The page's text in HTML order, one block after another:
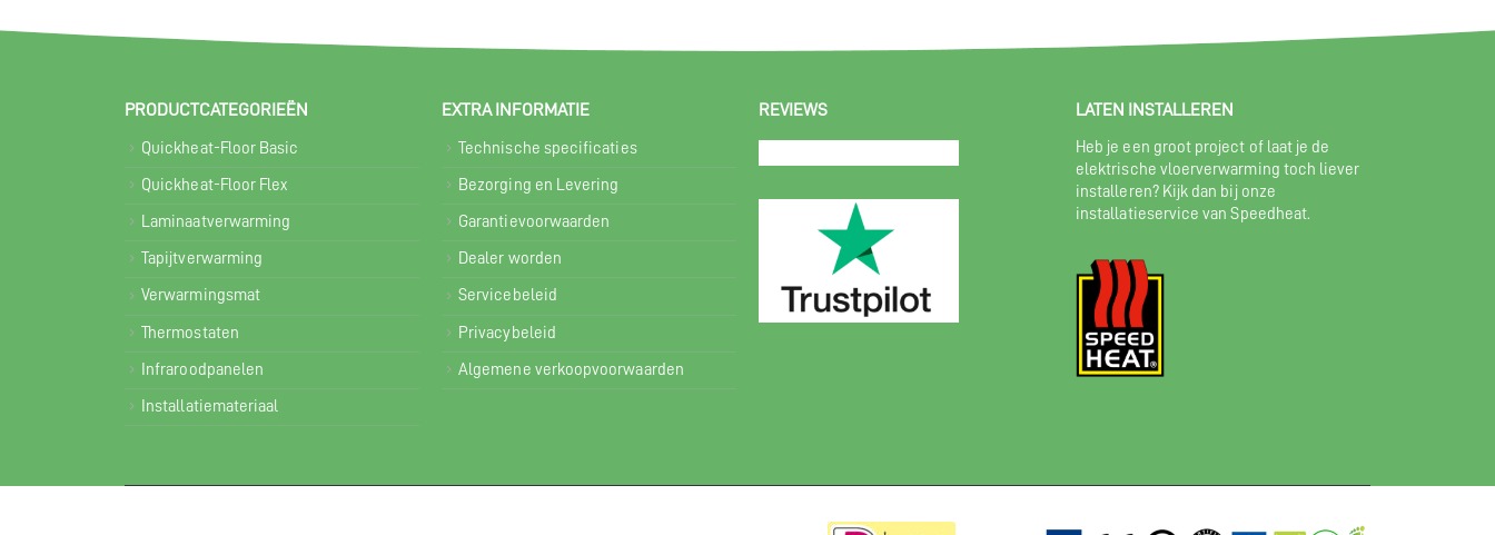
PRODUCTCATEGORIEËN
Quickheat-Floor Basic
Quickheat-Floor Flex
Laminaatverwarming
Tapijtverwarming
Verwarmingsmat
Thermostaten
Infraroodpanelen
Installatiemateriaal
EXTRA INFORMATIE
Technische specificaties
Bezorging en Levering
Garantievoorwaarden
Dealer worden
Servicebeleid
Privacybeleid
Algemene verkoopvoorwaarden
REVIEWS LATEN INSTALLEREN
Heb je een groot project of laat je de
elektrische vloerverwarming toch liever
installeren? Kijk dan bij onze
installatieservice van Speedheat.